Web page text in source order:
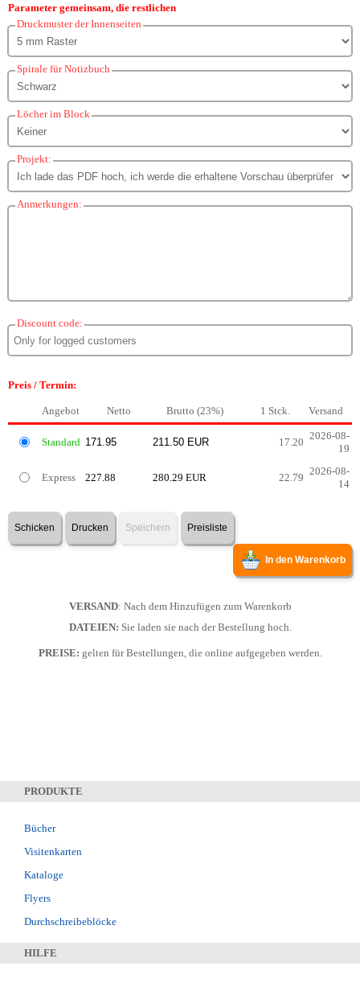
Parameter gemeinsam, die restlichen
Druckmuster der Innenseiten
Spirale für Notizbuch
Löcher im Block
Projekt:
Anmerkungen:
Discount code:
Preis / Termin:
Angebot Netto Brutto (23%) 1 Stck. Versand
Standard 17.20
2026-08-
19
Express 227.88 280.29 EUR 22.79
2026-08-
14
Schicken Drucken Speichern Preisliste
In den Warenkorb
VERSAND: Nach dem Hinzufügen zum Warenkorb
DATEIEN: Sie laden sie nach der Bestellung hoch.
PREISE: gelten für Bestellungen, die online aufgegeben werden.
PRODUKTE
Bücher
Visitenkarten
Kataloge
Flyers
Durchschreibeblöcke
HILFE